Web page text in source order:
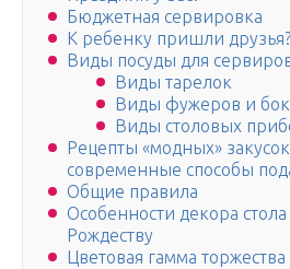
Бюджетная сервировка
К ребенку пришли друзья?
Виды посуды для
Виды тарелок
Виды фужеров и
Виды столовых
Рецепты «модных»
современные способы
Общие правила
Особенности декора
Рождеству
Цветовая гамма торжества